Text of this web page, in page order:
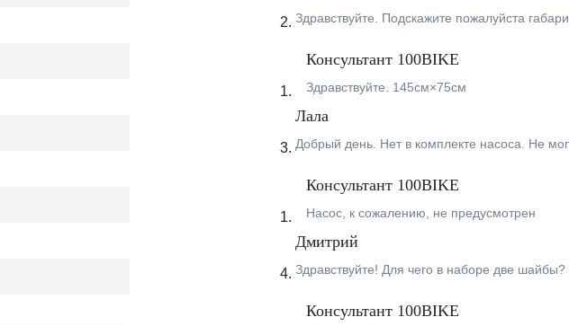
Здравствуйте. Подскажите пожалуйста
Консультант 100BIKE
Здравствуйте. 145см×75см
Лала
Добрый день. Нет в комплекте насоса. Не
Консультант 100BIKE
Насос, к сожалению, не предусмотрен
Дмитрий
Здравствуйте! Для чего в наборе две шайбы?
Консультант 100BIKE